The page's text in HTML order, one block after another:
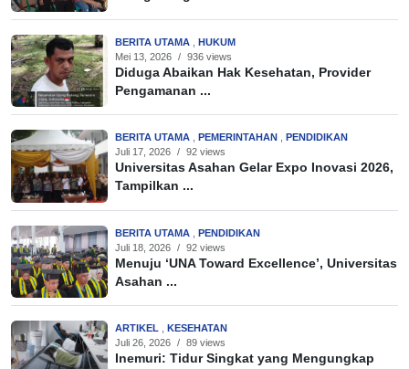
BERITA UTAMA
HUKUM
Mei 13, 2026 / 936 views
Diduga Abaikan Hak Kesehatan, Provider
Pengamanan ...
BERITA UTAMA , PEMERINTAHAN , PENDIDIKAN
Juli 17, 2026 / 92 views
Universitas Asahan Gelar Expo Inovasi 2026,
Tampilkan ...
BERITA UTAMA
PENDIDIKAN
Juli 18, 2026 / 92 views
Menuju ‘UNA Toward Excellence’, Universitas
Asahan ...
ARTIKEL , KESEHATAN
Juli 26, 2026 / 89 views
Inemuri: Tidur Singkat yang Mengungkap